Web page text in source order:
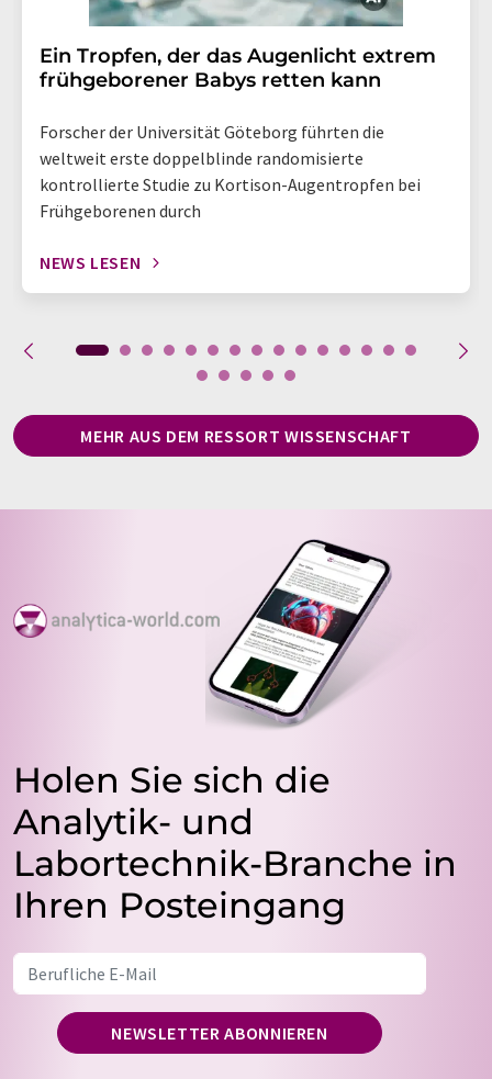
Ein Tropfen, der das Augenlicht extrem
frühgeborener Babys retten kann
Forscher der Universität Göteborg führten die
weltweit erste doppelblinde randomisierte
kontrollierte Studie zu Kortison-Augentropfen bei
Frühgeborenen durch
NEWS LESEN
MEHR AUS DEM RESSORT WISSENSCHAFT
Holen Sie sich die
Analytik- und
Labortechnik-Branche in
Ihren Posteingang
NEWSLETTER ABONNIEREN